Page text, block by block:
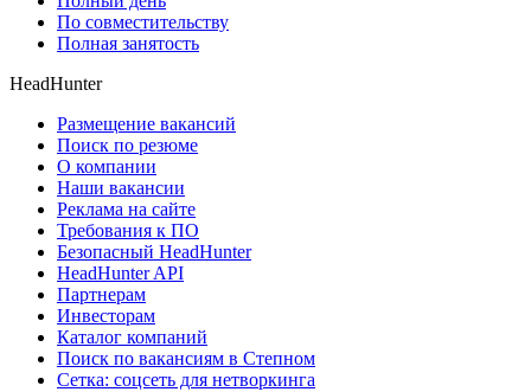
По совместительству
Полная занятость
HeadHunter
Размещение вакансий
Поиск по резюме
О компании
Наши вакансии
Реклама на сайте
Требования к ПО
Безопасный HeadHunter
HeadHunter API
Партнерам
Инвесторам
Каталог компаний
Поиск по вакансиям в Степном
Сетка: соцсеть для нетворкинга